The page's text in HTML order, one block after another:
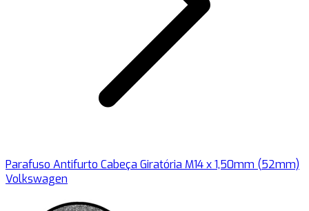
Parafuso Antifurto Cabeça Giratória M14 x 1,50mm (52mm)
Volkswagen